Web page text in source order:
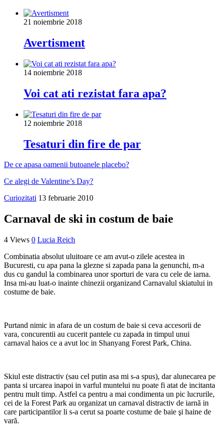
21 noiembrie 2018
Avertisment
14 noiembrie 2018
Voi cat ati rezistat fara apa?
12 noiembrie 2018
Tesaturi din fire de par
De ce apasa oamenii butoanele placebo?
Ce alegi de Valentine’s Day?
Curiozitati 13 februarie 2010
Carnaval de ski in costum de baie
4 Views 0 Lucia Reich
Combinatia absolut uluitoare ce am avut-o zilele acestea in
Bucuresti, cu apa pana la glezne si zapada pana la genunchi, m-a
dus cu gandul la combinarea unor sporturi de vara cu cele de iarna.
Insa mi-au luat-o inainte chinezii organizand Carnavalul skiatului in
costume de baie.
Purtand nimic in afara de un costum de baie si ceva accesorii de
vara, concurentii au cucerit pantele cu zapada in timpul unui
carnaval haios ce a avut loc in Shanyang Forest Park, China.
Skiul este distractiv (sau cel putin asa mi s-a spus), dar alunecarea pe
panta si urcarea inapoi in varful muntelui nu poate fi atat de incitanta
pentru mult timp. Astfel ca pentru a mai condimenta un pic lucrurile,
cei de la Forest Park au organizat un carnaval distractiv de iarnă in
care participantilor li s-a cerut sa poarte costume de baie şi haine de
vară.